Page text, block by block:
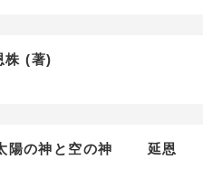
(著)
陽の神と空の神 延恩